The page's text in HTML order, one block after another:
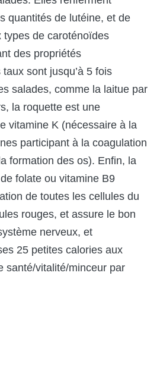
quantités de lutéine, et de
types de caroténoïdes
des propriétés
sont jusqu’à 5 fois
salades, comme la laitue par
la roquette est une
vitamine K (nécessaire à la
participant à la coagulation
formation des os). Enfin, la
folate ou vitamine B9
de toutes les cellules du
rouges, et assure le bon
nerveux, et
25 petites calories aux
santé/vitalité/minceur par